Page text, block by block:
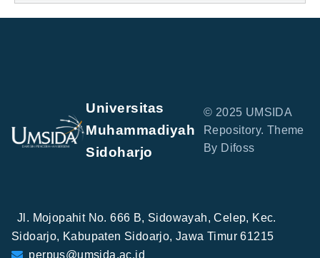
Universitas
Muhammadiyah
Sidoharjo
© 2025 UMSIDA
Repository. Theme
By Difoss
Jl. Mojopahit No. 666 B, Sidowayah, Celep, Kec.
Sidoarjo, Kabupaten Sidoarjo, Jawa Timur 61215
perpus@umsida.ac.id